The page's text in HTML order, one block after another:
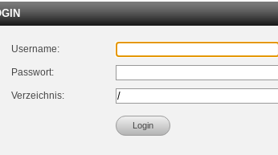
Username:
Passwort:
Verzeichnis: